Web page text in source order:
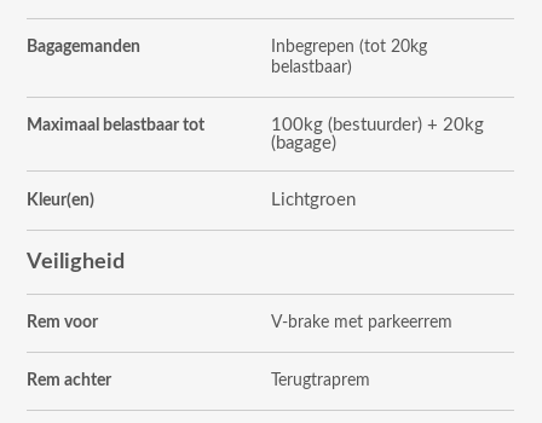
Bagagemanden
Inbegrepen (tot 20kg
belastbaar)
Maximaal belastbaar tot
100kg (bestuurder) + 20kg
(bagage)
Kleur(en) Lichtgroen
Veiligheid
Rem voor V-brake met parkeerrem
Rem achter Terugtraprem